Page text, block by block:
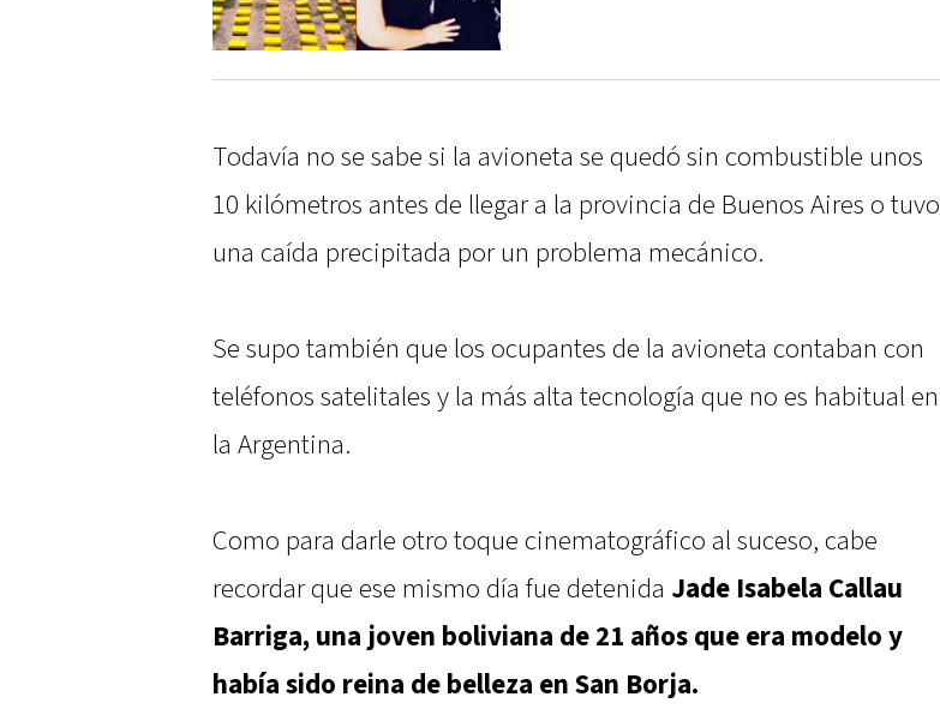
Todavía no se sabe si la avioneta se quedó sin combustible unos
10 kilómetros antes de llegar a la provincia de Buenos Aires o tuvo
una caída precipitada por un problema mecánico.
Se supo también que los ocupantes de la avioneta contaban con
teléfonos satelitales y la más alta tecnología que no es habitual en
la Argentina.
Como para darle otro toque cinematográfico al suceso, cabe
recordar que ese mismo día fue detenida Jade Isabela Callau
Barriga, una joven boliviana de 21 años que era modelo y
había sido reina de belleza en San Borja.